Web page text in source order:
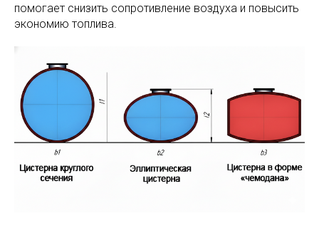
помогает снизить сопротивление воздуха и повысить
экономию топлива.